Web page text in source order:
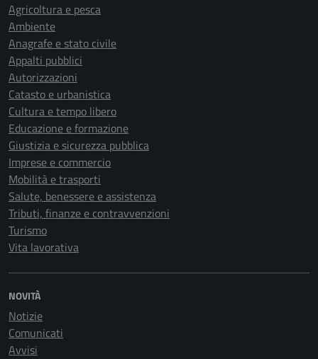
Agricoltura e pesca
Ambiente
Anagrafe e stato civile
Appalti pubblici
Autorizzazioni
Catasto e urbanistica
Cultura e tempo libero
Educazione e formazione
Giustizia e sicurezza pubblica
Imprese e commercio
Mobilità e trasporti
Salute, benessere e assistenza
Tributi, finanze e contravvenzioni
Turismo
Vita lavorativa
NOVITÀ
Notizie
Comunicati
Avvisi